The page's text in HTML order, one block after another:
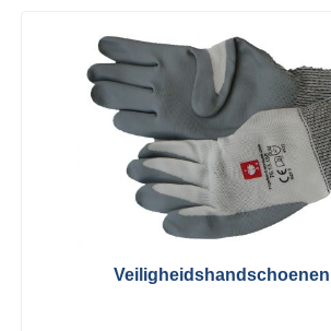
Veiligheidshandschoenen